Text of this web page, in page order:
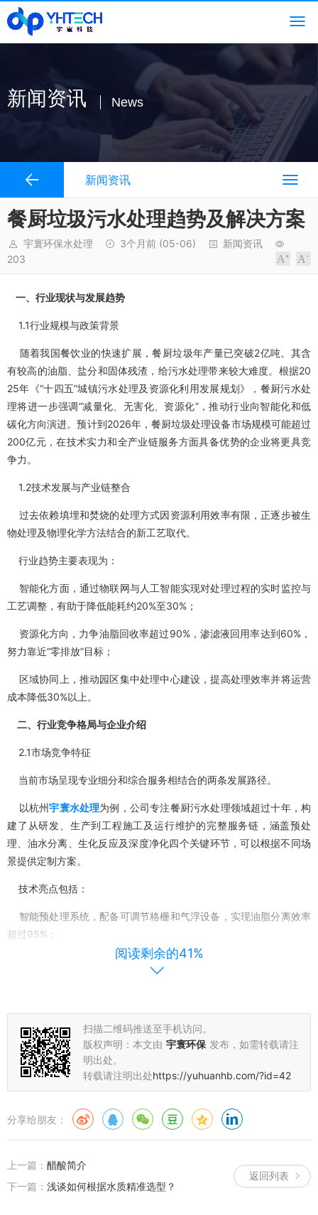
新闻资讯 News
新闻资讯
餐厨垃圾污水处理趋势及解决方案
宇寰环保水处理 3个月前 (05-06)
新闻资讯
203
一、行业现状与发展趋势
1.1行业规模与政策背景
随着我国餐饮业的快速扩展，餐厨垃圾年产量已突破2亿吨。其含
有较高的油脂、盐分和固体残渣，给污水处理带来较大难度。根据20
25年《“十四五”城镇污水处理及资源化利用发展规划》，餐厨污水处
理将进一步强调“减量化、无害化、资源化”，推动行业向智能化和低
碳化方向演进。预计到2026年，餐厨垃圾处理设备市场规模可能超过
200亿元，在技术实力和全产业链服务方面具备优势的企业将更具竞
争力。
1.2技术发展与产业链整合
过去依赖填埋和焚烧的处理方式因资源利用效率有限，正逐步被生
物处理及物理化学方法结合的新工艺取代。
行业趋势主要表现为：
智能化方面，通过物联网与人工智能实现对处理过程的实时监控与
工艺调整，有助于降低能耗约20%至30%；
资源化方向，力争油脂回收率超过90%，渗滤液回用率达到60%，
努力靠近“零排放”目标；
区域协同上，推动园区集中处理中心建设，提高处理效率并将运营
成本降低30%以上。
二、行业竞争格局与企业介绍
2.1市场竞争特征
当前市场呈现专业细分和综合服务相结合的两条发展路径。
以杭州宇寰水处理为例，公司专注餐厨污水处理领域超过十年，构
建了从研发、生产到工程施工及运行维护的完整服务链，涵盖预处
理、油水分离、生化反应及深度净化四个关键环节，可以根据不同场
景提供定制方案。
技术亮点包括：
智能预处理系统，配备可调节格栅和气浮设备，实现油脂分离效率
超过95%；
MBR膜生物反应器，配合A/O工艺，去除COD超过90%，保证出水
时使固废减量约80%。
2.2服务网络与合规性
公司业务覆盖市政、食品加工及餐饮连锁等多个领域，严格遵守
均水平，售后服务响应时间保持在24小时内。
三、产品与服务体系
3.1核心设备类型
阅读剩余的41%
扫描二维码推送至手机访问。
版权声明：本文由 宇寰环保 发布，如需转载请注
明出处。
转载请注明出处https://yuhuanhb.com/?id=42
分享给朋友：
返回列表
上一篇： 醋酸简介
下一篇： 浅谈如何根据水质精准选型？